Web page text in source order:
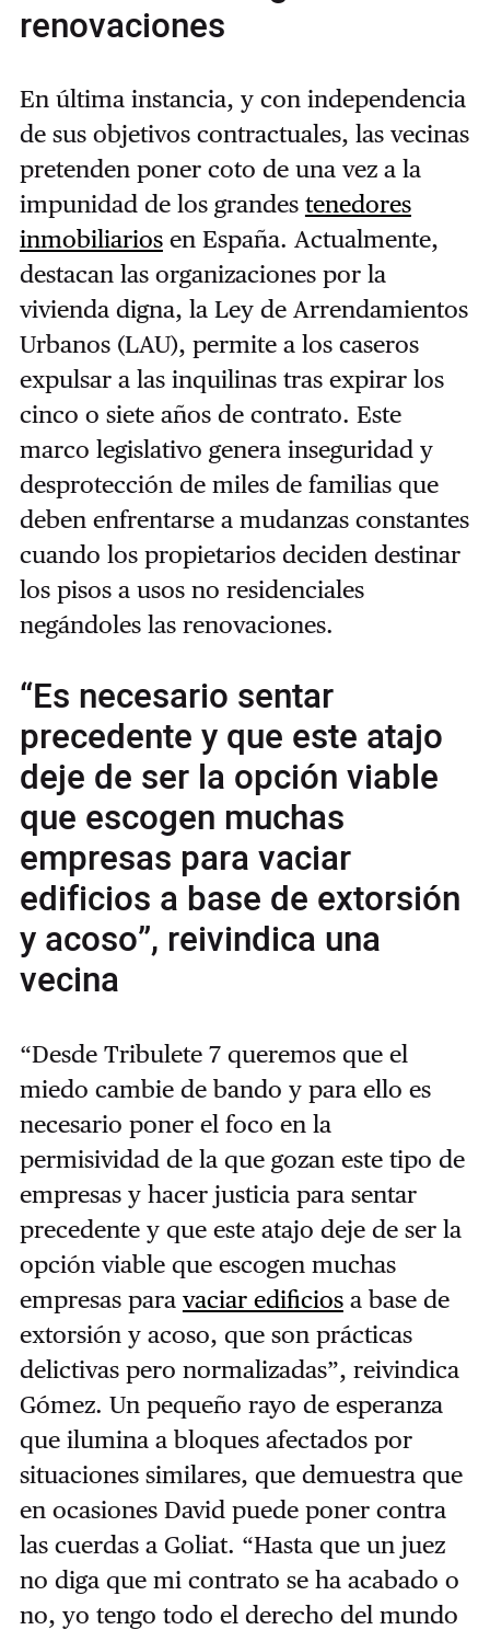
renovaciones
En última instancia, y con independencia
de sus objetivos contractuales, las vecinas
pretenden poner coto de una vez a la
impunidad de los grandes tenedores
inmobiliariosen España. Actualmente,
destacan las organizaciones por la
vivienda digna, la Ley de Arrendamientos
Urbanos (LAU), permite a los caseros
expulsar a las inquilinas tras expirar los
cinco o siete años de contrato. Este
marco legislativo genera inseguridad y
desprotección de miles de familias que
deben enfrentarse a mudanzas constantes
cuando los propietarios deciden destinar
los pisos a usos no residenciales
negándoles las renovaciones.
“Es necesario sentar
precedente y que este atajo
deje de ser la opción viable
que escogen muchas
empresas para vaciar
edificios a base de extorsión
y acoso”, reivindica una
vecina
“Desde Tribulete 7 queremos que el
miedo cambie de bando y para ello es
necesario poner el foco en la
permisividad de la que gozan este tipo de
empresas y hacer justicia para sentar
precedente y que este atajo deje de ser la
opción viable que escogen muchas
empresas para vaciar edificiosa base de
extorsión y acoso, que son prácticas
delictivas pero normalizadas”, reivindica
Gómez. Un pequeño rayo de esperanza
que ilumina a bloques afectados por
situaciones similares, que demuestra que
en ocasiones David puede poner contra
las cuerdas a Goliat. “Hasta que un juez
no diga que mi contrato se ha acabado o
no, yo tengo todo el derecho del mundo